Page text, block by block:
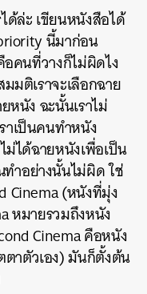
ได้ล่ะ เขียนหนังสือได้
นี้มาก่อน
อคนที่วางก็ไม่ผิดไง
มติเราจะเลือกฉาย
หนัง ฉะนั้นเราไม่
าเป็นคนทำหนัง
ม่ได้ฉายหนังเพื่อเป็น
ำอย่างนั้นไม่ผิด ใช่
Cinema (หนังที่มุ่ง
หมายรวมถึงหนัง
Cinema คือหนัง
าตัวเอง) มันก็ตั้งต้น